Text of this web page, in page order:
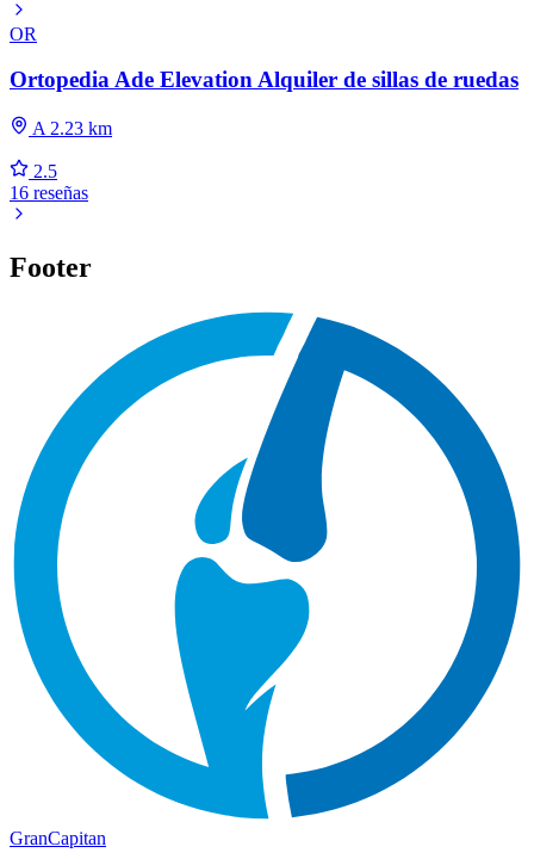
OR
Ortopedia Ade Elevation Alquiler de sillas de ruedas
A 2.23 km
2.5
16 reseñas
Footer
GranCapitan